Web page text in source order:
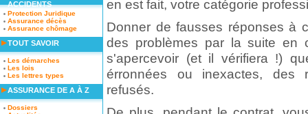
en est fait, votre catégorie
Donner de fausses réponses à
des problèmes par la suite en
s'apercevoir (et il vérifiera !)
érronnées ou inexactes, des
refusés.
ACCIDENTS
Protection Juridique
Assurance décès
Assurance chômage
TOUT SAVOIR
Les démarches
Les lois
Les lettres types
ASSURANCE DE A À Z
Dossiers